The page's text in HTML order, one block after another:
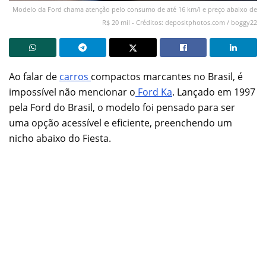
Modelo da Ford chama atenção pelo consumo de até 16 km/l e preço abaixo de
R$ 20 mil - Créditos: depositphotos.com / boggy22
Ao falar de carros compactos marcantes no Brasil, é
impossível não mencionar o Ford Ka. Lançado em 1997
pela Ford do Brasil, o modelo foi pensado para ser
uma opção acessível e eficiente, preenchendo um
nicho abaixo do Fiesta.